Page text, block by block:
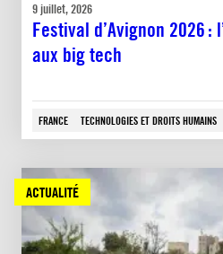
9 juillet, 2026
Festival d’Avignon 2026
aux big tech
FRANCE TECHNOLOGIES ET DROITS HUMAINS
ACTUALITÉ